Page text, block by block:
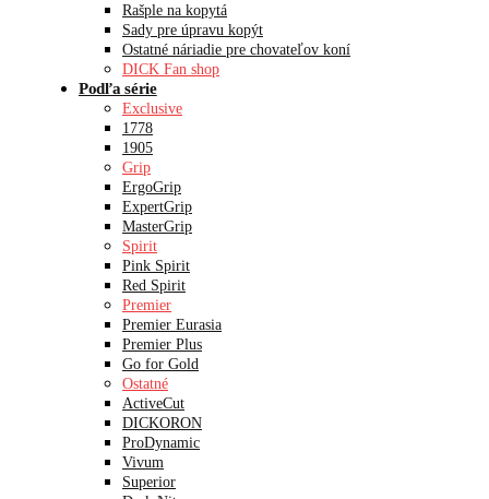
Rašple na kopytá
Sady pre úpravu kopýt
Ostatné náriadie pre chovateľov koní
DICK Fan shop
Podľa série
Exclusive
1778
1905
Grip
ErgoGrip
ExpertGrip
MasterGrip
Spirit
Pink Spirit
Red Spirit
Premier
Premier Eurasia
Premier Plus
Go for Gold
Ostatné
ActiveCut
DICKORON
ProDynamic
Vivum
Superior